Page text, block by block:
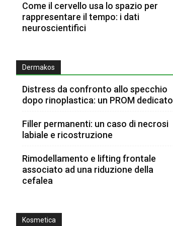
Come il cervello usa lo spazio per
rappresentare il tempo: i dati
neuroscientifici
Dermakos
Distress da confronto allo specchio
dopo rinoplastica: un PROM dedicato
Filler permanenti: un caso di necrosi
labiale e ricostruzione
Rimodellamento e lifting frontale
associato ad una riduzione della
cefalea
Kosmetica